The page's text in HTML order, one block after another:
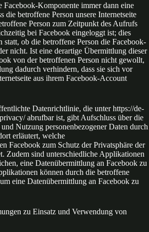
Facebook-Komponente immer dann eine
die betroffene Person unsere Internetseite
Person zum Zeitpunkt des Aufrufs
bei Facebook eingeloggt ist; dies
statt, ob die betroffene Person die Facebook-
nicht. Ist eine derartige Übermittlung dieser
von der betroffenen Person nicht gewollt,
dadurch verhindern, dass sie sich vor
aus ihrem Facebook-Account
Datenrichtlinie, die unter https://de-
abrufbar ist, gibt Aufschluss über die
Nutzung personenbezogener Daten durch
erläutert, welche
Facebook zum Schutz der Privatsphäre der
Zudem sind unterschiedliche Applikationen
eine Datenübermittlung an Facebook zu
können durch die betroffene
eine Datenübermittlung an Facebook zu
zu Einsatz und Verwendung von